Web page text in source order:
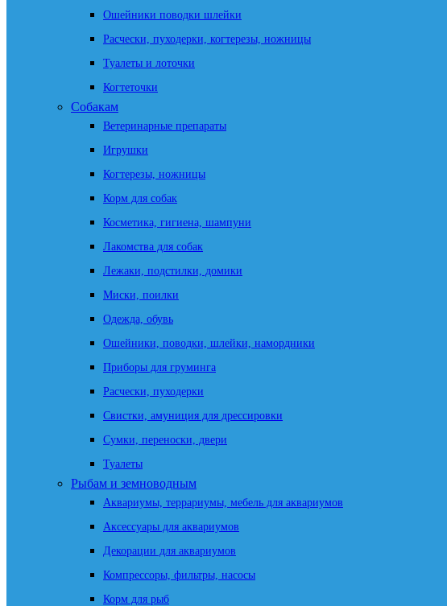
Ошейники поводки шлейки
Расчески, пуходерки, когтерезы, ножницы
Туалеты и лоточки
Когтеточки
Собакам
Ветеринарные препараты
Игрушки
Когтерезы, ножницы
Корм для собак
Косметика, гигиена, шампуни
Лакомства для собак
Лежаки, подстилки, домики
Миски, поилки
Одежда, обувь
Ошейники, поводки, шлейки, намордники
Приборы для груминга
Расчески, пуходерки
Свистки, амуниция для дрессировки
Сумки, переноски, двери
Туалеты
Рыбам и земноводным
Аквариумы, террариумы, мебель для аквариумов
Аксессуары для аквариумов
Декорации для аквариумов
Компрессоры, фильтры, насосы
Корм для рыб